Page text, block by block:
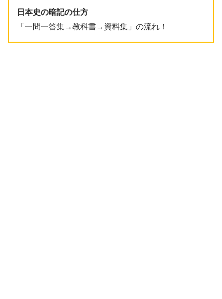
日本史の暗記の仕方
「一問一答集→教科書→資料集」の流れ！